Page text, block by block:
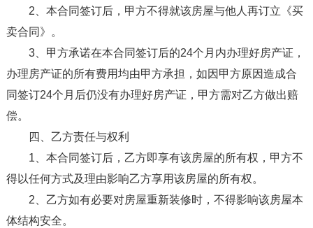
2、本合同签订后，甲方不得就该房屋与他人再订立《买
卖合同》。
3、甲方承诺在本合同签订后的24个月内办理好房产证，
办理房产证的所有费用均由甲方承担，如因甲方原因造成合
同签订24个月后仍没有办理好房产证，甲方需对乙方做出赔
偿。
四、乙方责任与权利
1、本合同签订后，乙方即享有该房屋的所有权，甲方不
得以任何方式及理由影响乙方享用该房屋的所有权。
2、乙方如有必要对房屋重新装修时，不得影响该房屋本
体结构安全。